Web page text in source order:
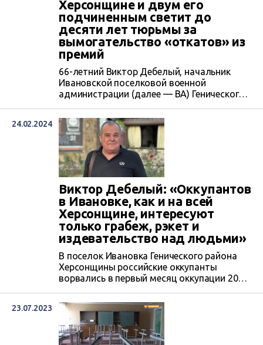
Херсонщине и двум его
подчиненным светит до
десяти лет тюрьмы за
вымогательство «откатов» из
премий
66-летний Виктор Дебелый, начальник
Ивановской поселковой военной
администрации (далее — ВА) Генического
заместительница, 40-летняя Виктория
Счастливая, а также начальница отдела
бухгалтерского учета и отчетности
Ивановской поселковой ВА
подозреваются в систематическом
вымогательстве «откатов» из премий
сотрудникам администрации и
поселкового совета. Размер полученных
ими взяток с марта 2023 по октябрь 2024
года ,...
24.02.2024
Виктор Дебелый: «Оккупантов
в Ивановке, как и на всей
Херсонщине, интересуют
только грабеж, рэкет и
издевательство над людьми»
В поселок Ивановка Генического района
Херсонщины российские оккупанты
ворвались в первый месяц оккупации 2022
потом стали принуждать к
сотрудничеству Виктора Дебелого, главу
Ивановской громады. Сначала давили на
него «ласково». Когда стало ясно, что
23.07.2023